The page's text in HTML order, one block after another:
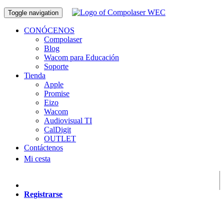
Toggle navigation
CONÓCENOS
Compolaser
Blog
Wacom para Educación
Soporte
Tienda
Apple
Promise
Eizo
Wacom
Audiovisual TI
CalDigit
OUTLET
Contáctenos
Mi cesta
Registrarse